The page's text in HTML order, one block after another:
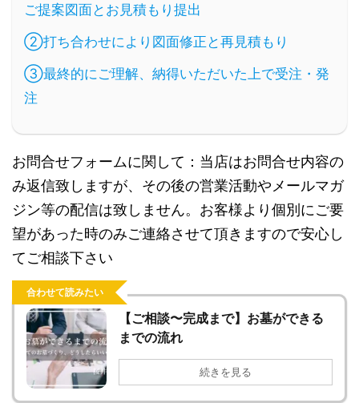
ご提案図面とお見積もり提出
②打ち合わせにより図面修正と再見積もり
③最終的にご理解、納得いただいた上で受注・発
注
お問合せフォームに関して ： 当店はお問合せ内容の
み返信致しますが、その後の営業活動やメールマガ
ジン等の配信は致しません。お客様より個別にご要
望があった時のみご連絡させて頂きますので安心し
てご相談下さい
合わせて読みたい
【ご相談〜完成まで】お墓ができる
までの流れ
続きを見る